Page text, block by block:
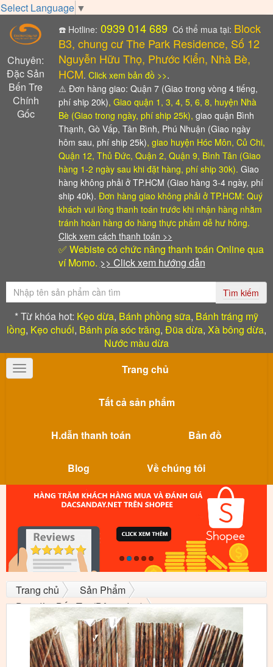
Select Language ▼
Chuyên:
Đặc Sản
Bến Tre
Chính
Gốc
☎️ Hotline: 0939 014 689 Có thể mua tại: Block
B3, chung cư The Park Residence, Số 12
Nguyễn Hữu Thọ, Phước Kiển, Nhà Bè,
HCM. Click xem bản đồ >>.
⚠️ Đơn hàng giao: Quận 7 (Giao trong vòng 4 tiếng,
phí ship 20k), Giao quận 1, 3, 4, 5, 6, 8, huyện Nhà
Bè (Giao trong ngày, phí ship 25k), giao quận Bình
Thạnh, Gò Vấp, Tân Bình, Phú Nhuận (Giao ngày
hôm sau, phí ship 25k), giao huyện Hóc Môn, Củ Chi,
Quận 12, Thủ Đức, Quận 2, Quận 9, Bình Tân (Giao
hàng 1-2 ngày sau khi đặt hàng, phí ship 30k). Giao
hàng không phải ở TP.HCM (Giao hàng 3-4 ngày, phí
ship 40k). Đơn hàng giao không phải ở TP.HCM: Quý
khách vui lòng thanh toán trước khi nhận hàng nhằm
tránh hoàn hàng do hàng thực phẩm dễ hư hỏng.
Click xem cách thanh toán >>
✅ Webiste có chức năng thanh toán Online qua
ví Momo. >> Click xem hướng dẫn
Tìm kiếm
* Từ khóa hot: Kẹo dừa, Bánh phồng sữa, Bánh tráng mỹ
lồng, Kẹo chuối, Bánh pía sóc trăng, Đũa dừa, Xà bông dừa,
Nước màu dừa
Toggle
navigation
Trang chủ
Tất cả sản phẩm
H.dẫn thanh toán Bản đồ
Blog Về chúng tôi
Trang chủ
Sản Phẩm
Đũa dừa Bến Tre (Bộ 10 đũa)